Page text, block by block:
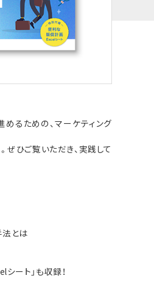
めるための、マーケティング
ぜひご覧いただき、実践して
とは
ート」も収録！